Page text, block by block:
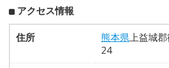
アクセス情報
住所 熊本県上益城
24